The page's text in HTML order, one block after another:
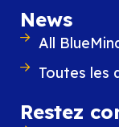
News
All
Toutes les
Restez